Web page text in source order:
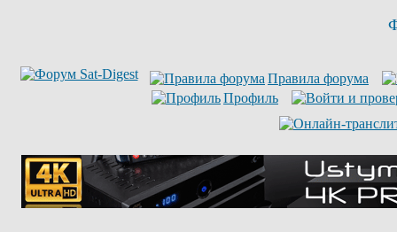
Правила форума
Профиль